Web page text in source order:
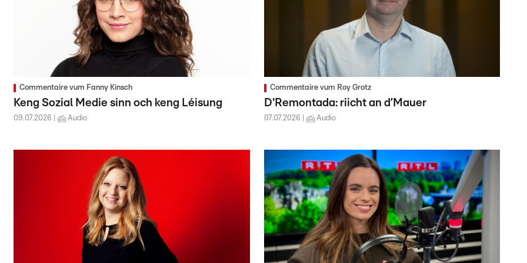
Commentaire vum Fanny Kinsch
Keng Sozial Medie sinn och keng Léisung
09.07.2026 Audio
Commentaire vum Roy Grotz
D'Remontada: riicht an d’Mauer
07.07.2026 Audio